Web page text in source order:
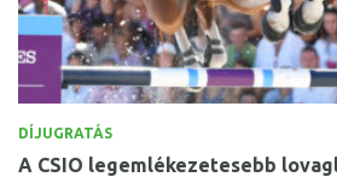
DÍJUGRATÁS
A CSIO legemlékezetesebb